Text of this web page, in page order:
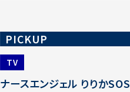
PICKUP
TV
ナースエンジェル りりかSOS